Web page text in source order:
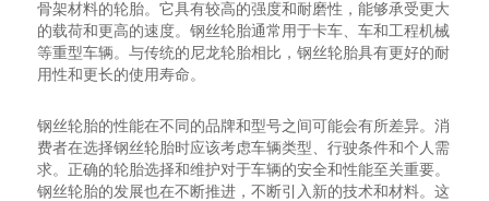
骨架材料的轮胎。它具有较高的强度和耐磨性，能够承受更大
的载荷和更高的速度。钢丝轮胎通常用于卡车、车和工程机械
等重型车辆。与传统的尼龙轮胎相比，钢丝轮胎具有更好的耐
用性和更长的使用寿命。
钢丝轮胎的性能在不同的品牌和型号之间可能会有所差异。消
费者在选择钢丝轮胎时应该考虑车辆类型、行驶条件和个人需
求。正确的轮胎选择和维护对于车辆的安全和性能至关重要。
钢丝轮胎的发展也在不断推进，不断引入新的技术和材料。这